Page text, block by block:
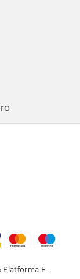
Platforma E-